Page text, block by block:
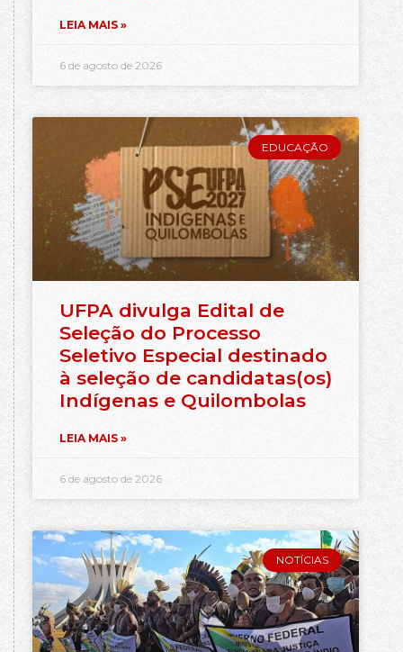
LEIA MAIS »
6 de agosto de 2026
EDUCAÇÃO
UFPA divulga Edital de
Seleção do Processo
Seletivo Especial destinado
à seleção de candidatas(os)
Indígenas e Quilombolas
LEIA MAIS »
6 de agosto de 2026
NOTÍCIAS